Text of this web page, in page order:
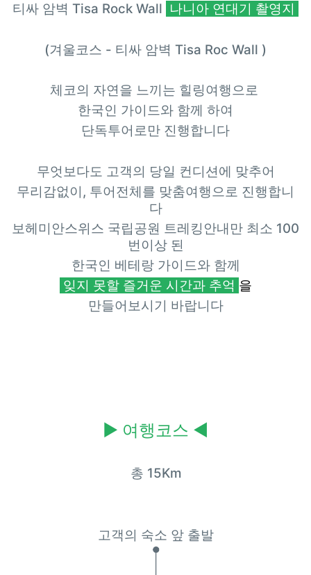
티싸 암벽 Tisa Rock Wall 나니아 연대기 촬영지
(겨울코스 - 티싸 암벽 Tisa Roc Wall )
체코의 자연을 느끼는 힐링여행으로
한국인 가이드와 함께 하여
단독투어로만 진행합니다
무엇보다도 고객의 당일 컨디션에 맞추어
무리감없이, 투어전체를 맞춤여행으로 진행합니
다
보헤미안스위스 국립공원 트레킹안내만 최소 100
번이상 된
한국인 베테랑 가이드와 함께
잊지 못할 즐거운 시간과 추억 을
만들어보시기 바랍니다
▶ 여행코스 ◀
총 15Km
고객의 숙소 앞 출발